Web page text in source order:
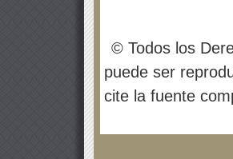
© Todos los
puede ser
cite la fuente